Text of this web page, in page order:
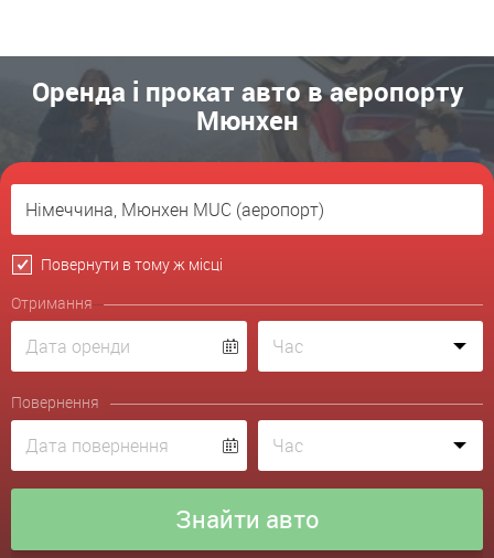
Оренда і прокат авто в аеропорту
Мюнхен
Повернути в тому ж місці
Отримання
Повернення